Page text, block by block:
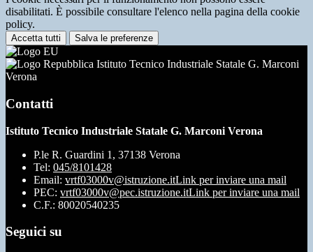
disabilitati. È possibile consultare l'elenco nella pagina della cookie
policy.
Accetta tutti Salva le preferenze
Istituto Tecnico Industriale Statale G. Marconi
Verona
Contatti
Istituto Tecnico Industriale Statale G. Marconi Verona
P.le R. Guardini 1, 37138 Verona
Tel: 045/8101428
Email: vrtf03000v@istruzione.itLink per inviare una mail
PEC: vrtf03000v@pec.istruzione.itLink per inviare una mail
C.F.: 80020540235
Seguici su